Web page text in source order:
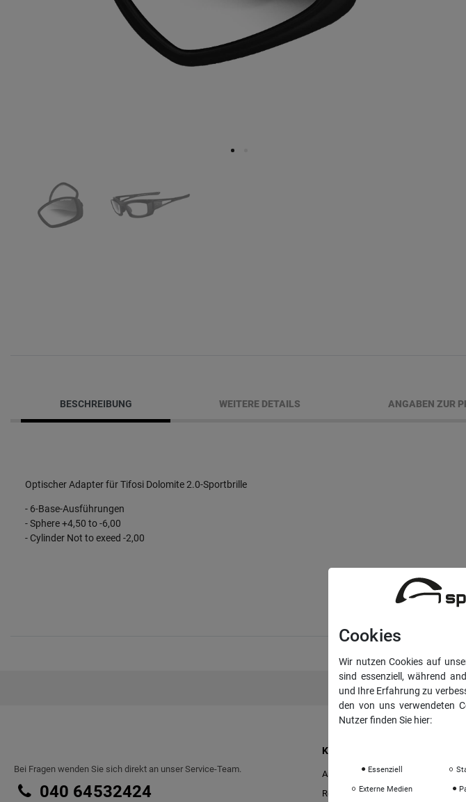
BESCHREIBUNG WEITERE DETAILS ANGABEN ZUR
Optischer Adapter für Tifosi Dolomite 2.0-Sportbrille
- 6-Base-Ausführungen
- Sphere +4,50 to -6,00
- Cylinder Not to exeed -2,00
Bei Fragen wenden Sie sich direkt an unser Service-Team.
040 64532424
KONTO & ANMELDUNG
Anmelden
Registrieren
Cookies
Wir nutzen Cookies auf
sind essenziell, während
und Ihre Erfahrung zu
den von uns verwendeten
Nutzer finden Sie hier:
Essenziell
Externe Medien